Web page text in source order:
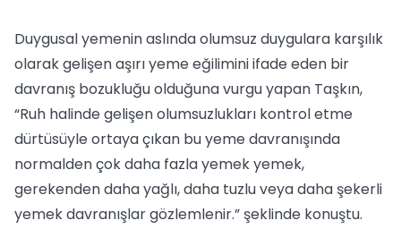
Duygusal yemenin aslında olumsuz duygulara karşılık
olarak gelişen aşırı yeme eğilimini ifade eden bir
davranış bozukluğu olduğuna vurgu yapan Taşkın,
“Ruh halinde gelişen olumsuzlukları kontrol etme
dürtüsüyle ortaya çıkan bu yeme davranışında
normalden çok daha fazla yemek yemek,
gerekenden daha yağlı, daha tuzlu veya daha şekerli
yemek davranışlar gözlemlenir.” şeklinde konuştu.